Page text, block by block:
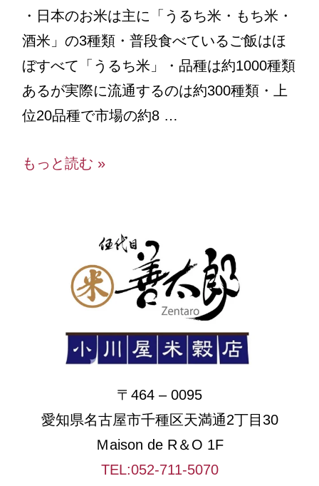
・日本のお米は主に「うるち米・もち米・
酒米」の3種類・普段食べているご飯はほ
ぼすべて「うるち米」・品種は約1000種類
あるが実際に流通するのは約300種類・上
位20品種で市場の約8 …
もっと読む »
〒464 – 0095
愛知県名古屋市千種区天満通2丁目30
Ｍaison de R＆O 1F
TEL:052-711-5070